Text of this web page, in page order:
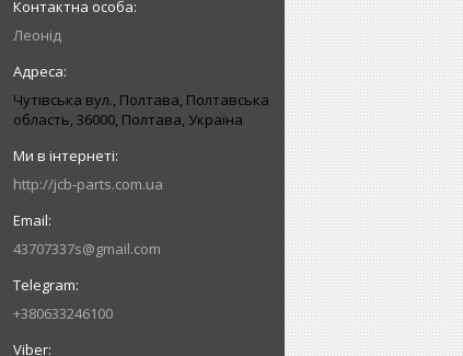
Леонід
Чутівська вул., Полтава, Полтавська
область, 36000, Полтава, Україна
http://jcb-parts.com.ua
43707337s@gmail.com
+380633246100